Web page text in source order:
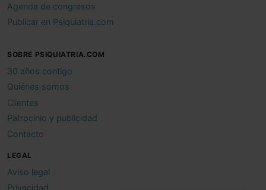
Agenda de congresos
Publicar en Psiquiatria.com
SOBRE PSIQUIATRIA.COM
30 años contigo
Quiénes somos
Clientes
Patrocinio y publicidad
Contacto
LEGAL
Aviso legal
Privacidad